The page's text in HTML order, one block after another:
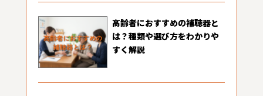
高齢者におすすめの補聴器と
は？種類や選び方をわかりや
すく解説